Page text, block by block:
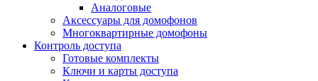
Аналоговые
Аксессуары для домофонов
Многоквартирные домофоны
Контроль доступа
Готовые комплекты
Ключи и карты доступа